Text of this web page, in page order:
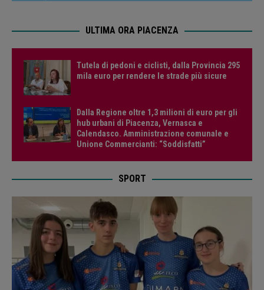
ULTIMA ORA PIACENZA
Tutela di pedoni e ciclisti, dalla Provincia 295
mila euro per rendere le strade più sicure
Dalla Regione oltre 1,3 milioni di euro per gli
hub urbani di Piacenza, Vernasca e
Calendasco. Amministrazione comunale e
Unione Commercianti: “Soddisfatti”
SPORT